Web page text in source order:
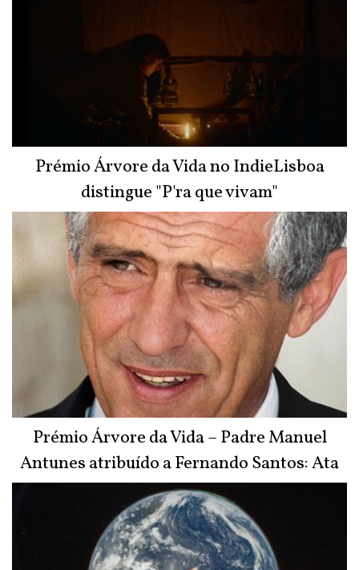
Prémio Árvore da Vida no IndieLisboa
distingue "P'ra que vivam"
Prémio Árvore da Vida – Padre Manuel
Antunes atribuído a Fernando Santos: Ata
do Júri